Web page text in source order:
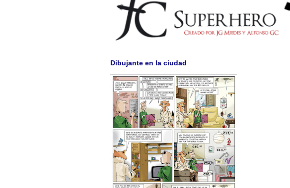
Dibujante en la ciudad